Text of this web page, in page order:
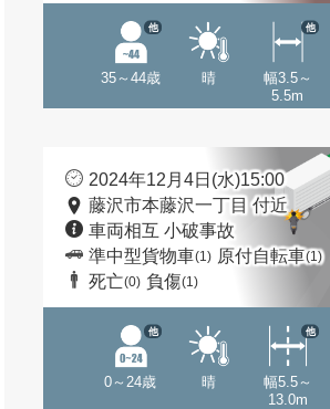
35～44歳
他
晴
幅3.5～
5.5m
他
2024年12月4日(水)15:00
藤沢市本藤沢一丁目 付近
車両相互 小破事故
準中型貨物車(1) 原付自転車(1)
死亡(0) 負傷(1)
0～24歳
他
晴
幅5.5～
13.0m
他